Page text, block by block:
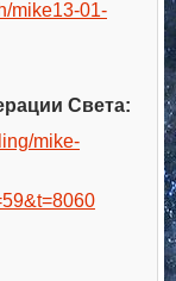
mike13-01-
Света:
mike-